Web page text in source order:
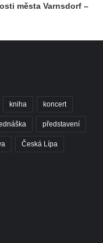
města Varnsdorf –
kniha koncert
představení
Česká Lípa